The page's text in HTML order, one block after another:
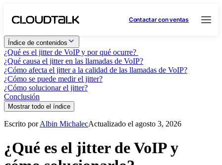
Contactar con ventas
Índice de contenidos
¿Qué es el jitter de VoIP y por qué ocurre?
¿Qué causa el jitter en las llamadas de VoIP?
¿Cómo afecta el jitter a la calidad de las llamadas de VoIP?
¿Cómo se puede medir el jitter?
¿Cómo solucionar el jitter?
Conclusión
Mostrar todo el índice
Escrito porAlbin MichalecActualizado el agosto 3, 2026
¿Qué es el jitter de VoIP y